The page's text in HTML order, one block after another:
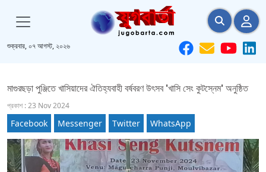
শুক্রবার, ০৭ আগস্ট, ২০২৬
মাগুরছড়া পুঞ্জিতে খাসিয়াদের ঐতিহ্যবাহী বর্ষবরণ উৎসব 'খাসি সেং কুটস্নেম' অনুষ্ঠিত
প্রকাশ : 23 Nov 2024
Facebook Messenger Twitter WhatsApp